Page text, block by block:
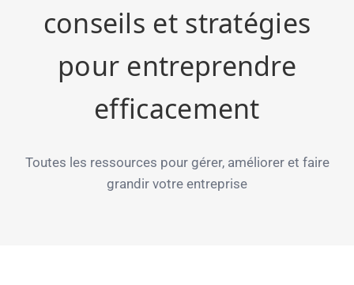
conseils et stratégies
pour entreprendre
efficacement
Toutes les ressources pour gérer, améliorer et faire
grandir votre entreprise